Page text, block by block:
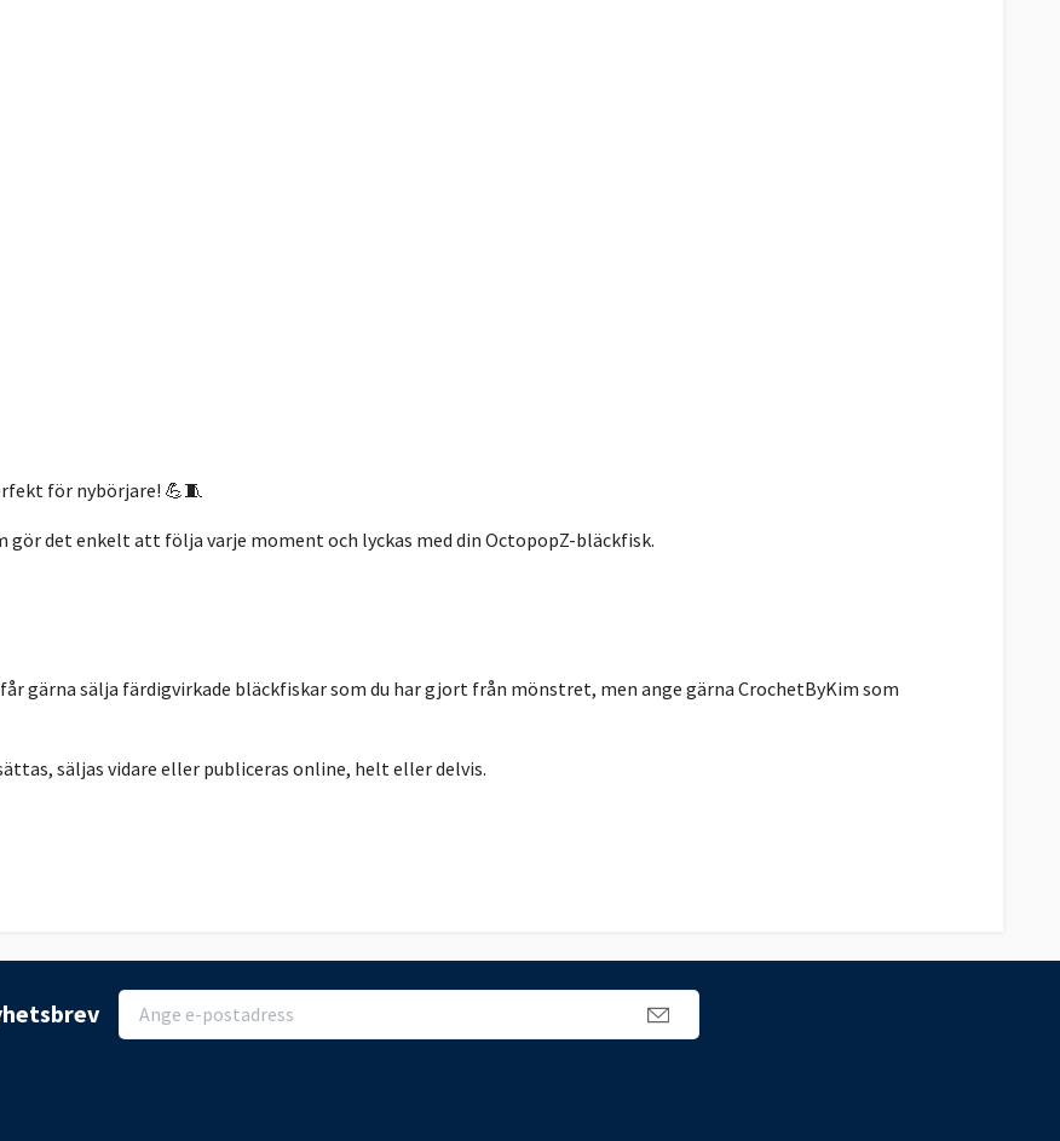
för nybörjare! 💪🧵
det enkelt att följa varje moment och lyckas med din OctopopZ-bläckfisk.
gärna sälja färdigvirkade bläckfiskar som du har gjort från mönstret, men ange gärna CrochetByKim som
säljas vidare eller publiceras online, helt eller delvis.